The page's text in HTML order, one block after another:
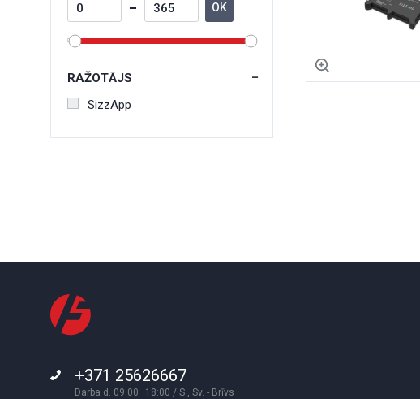
OK
RAŽOTĀJS
SizzApp
+371 25626667
Darba d. 09:00–18:00 / S., Sv. - Brīvs